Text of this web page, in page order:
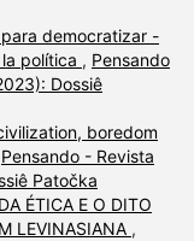
democratizar -
política , Pensando
Dossiê
boredom
Pensando - Revista
Patočka
ÉTICA E O DITO
LEVINASIANA ,